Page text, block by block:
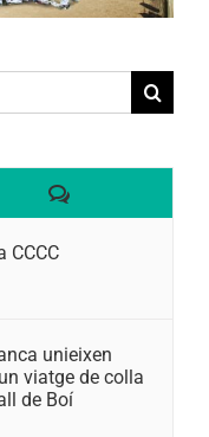
Comentaris
CCCC
unieixen
viatge de colla
de Boí